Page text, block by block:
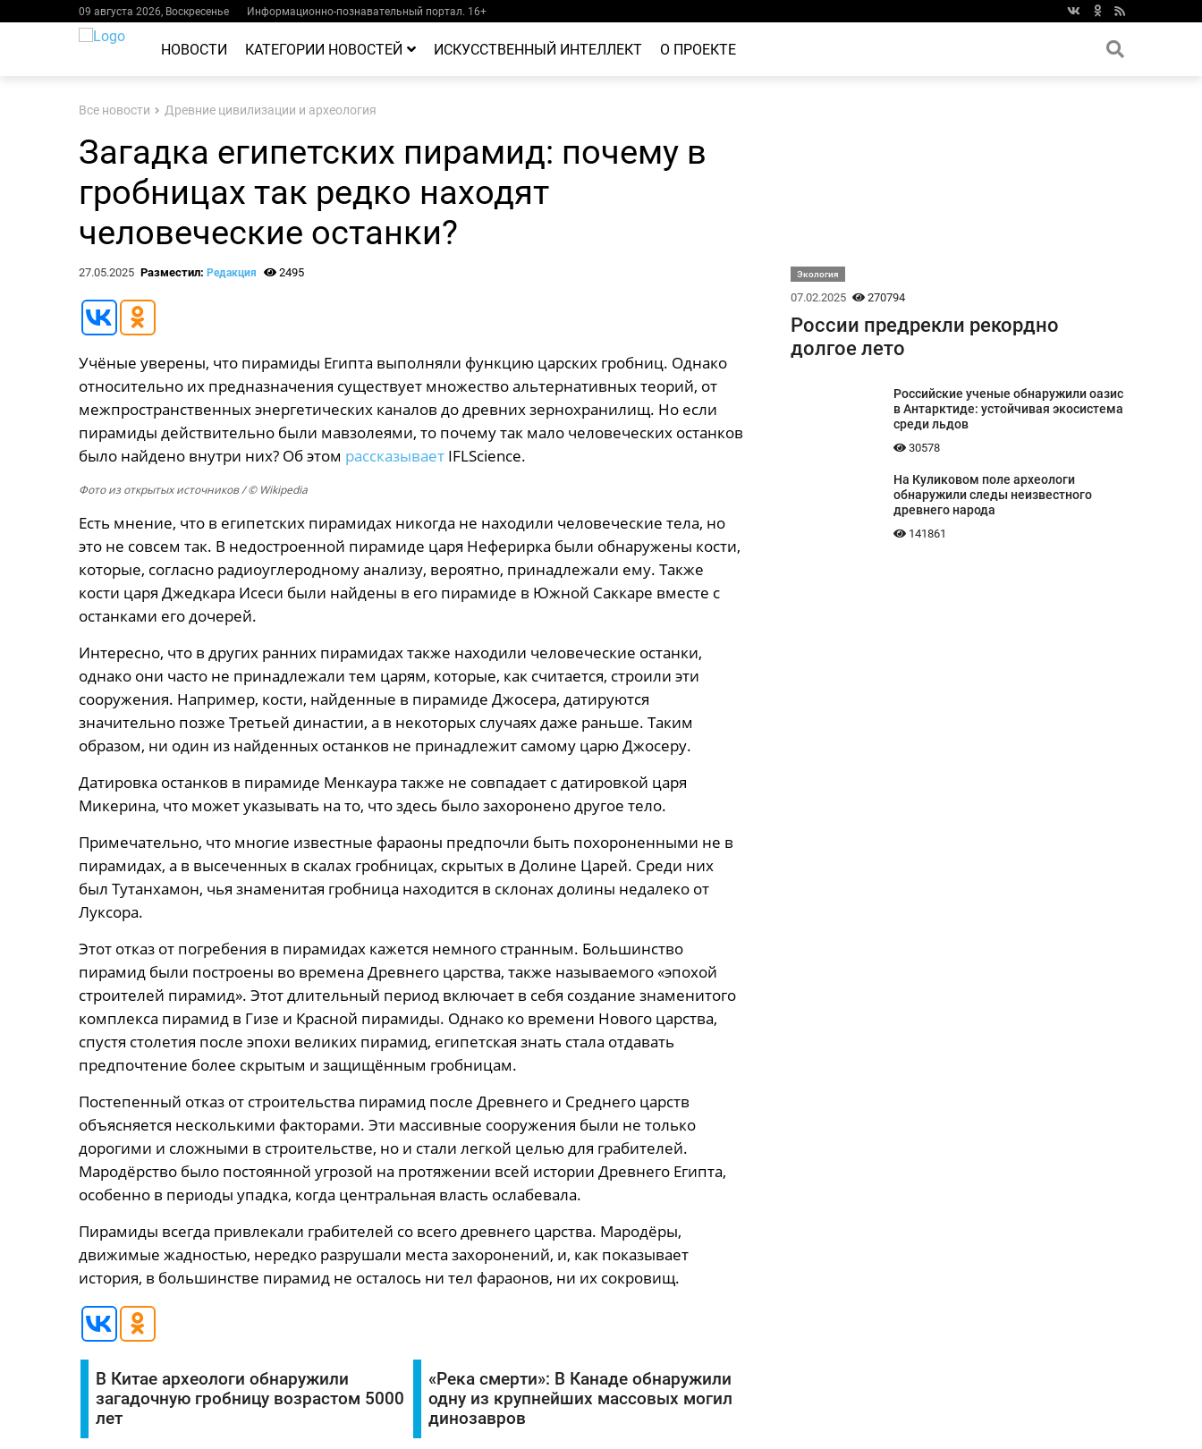
09 августа 2026, Воскресенье Информационно-познавательный портал. 16+
НОВОСТИ КАТЕГОРИИ НОВОСТЕЙ ИСКУССТВЕННЫЙ ИНТЕЛЛЕКТ О ПРОЕКТЕ
Все новости Древние цивилизации и археология
Загадка египетских пирамид: почему в
гробницах так редко находят
человеческие останки?
27.05.2025 Разместил: Редакция 2495
Учёные уверены, что пирамиды Египта выполняли функцию царских гробниц. Однако
относительно их предназначения существует множество альтернативных теорий, от
межпространственных энергетических каналов до древних зернохранилищ. Но если
пирамиды действительно были мавзолеями, то почему так мало человеческих останков
было найдено внутри них? Об этом рассказываетIFLScience.
Фото из открытых источников/ © Wikipedia
Есть мнение, что в египетских пирамидах никогда не находили человеческие тела, но
это не совсем так. В недостроенной пирамиде царя Неферирка были обнаружены кости,
которые, согласно радиоуглеродному анализу, вероятно, принадлежали ему. Также
кости царя Джедкара Исеси были найдены в его пирамиде в Южной Саккаре вместе с
останками его дочерей.
Интересно, что в других ранних пирамидах также находили человеческие останки,
однако они часто не принадлежали тем царям, которые, как считается, строили эти
сооружения. Например, кости, найденные в пирамиде Джосера, датируются
значительно позже Третьей династии, а в некоторых случаях даже раньше. Таким
образом, ни один из найденных останков не принадлежит самому царю Джосеру.
Датировка останков в пирамиде Менкаура также не совпадает с датировкой царя
Микерина, что может указывать на то, что здесь было захоронено другое тело.
Примечательно, что многие известные фараоны предпочли быть похороненными не в
пирамидах, а в высеченных в скалах гробницах, скрытых в Долине Царей. Среди них
был Тутанхамон, чья знаменитая гробница находится в склонах долины недалеко от
Луксора.
Этот отказ от погребения в пирамидах кажется немного странным. Большинство
пирамид были построены во времена Древнего царства, также называемого «эпохой
строителей пирамид». Этот длительный период включает в себя создание знаменитого
комплекса пирамид в Гизе и Красной пирамиды. Однако ко времени Нового царства,
спустя столетия после эпохи великих пирамид, египетская знать стала отдавать
предпочтение более скрытым и защищённым гробницам.
Постепенный отказ от строительства пирамид после Древнего и Среднего царств
объясняется несколькими факторами. Эти массивные сооружения были не только
дорогими и сложными в строительстве, но и стали легкой целью для грабителей.
Мародёрство было постоянной угрозой на протяжении всей истории Древнего Египта,
особенно в периоды упадка, когда центральная власть ослабевала.
Пирамиды всегда привлекали грабителей со всего древнего царства. Мародёры,
движимые жадностью, нередко разрушали места захоронений, и, как показывает
история, в большинстве пирамид не осталось ни тел фараонов, ни их сокровищ.
В Китае археологи обнаружили
загадочную гробницу возрастом 5000
лет
«Река смерти»: В Канаде обнаружили
одну из крупнейших массовых могил
динозавров
Экология
07.02.2025 270794
России предрекли рекордно
долгое лето
Российские ученые обнаружили оазис
в Антарктиде: устойчивая экосистема
среди льдов
30578
На Куликовом поле археологи
обнаружили следы неизвестного
древнего народа
141861